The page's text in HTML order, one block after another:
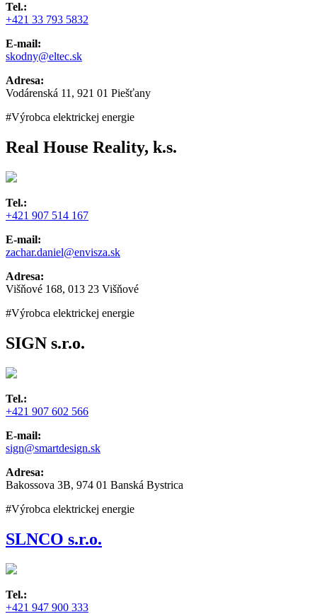
Tel.:
+421 33 793 5832
E-mail:
skodny@eltec.sk
Adresa:
Vodárenská 11, 921 01 Piešťany
#Výrobca elektrickej energie
Real House Reality, k.s.
Tel.:
+421 907 514 167
E-mail:
zachar.daniel@envisza.sk
Adresa:
Višňové 168, 013 23 Višňové
#Výrobca elektrickej energie
SIGN s.r.o.
Tel.:
+421 907 602 566
E-mail:
sign@smartdesign.sk
Adresa:
Bakossova 3B, 974 01 Banská Bystrica
#Výrobca elektrickej energie
SLNCO s.r.o.
Tel.:
+421 947 900 333